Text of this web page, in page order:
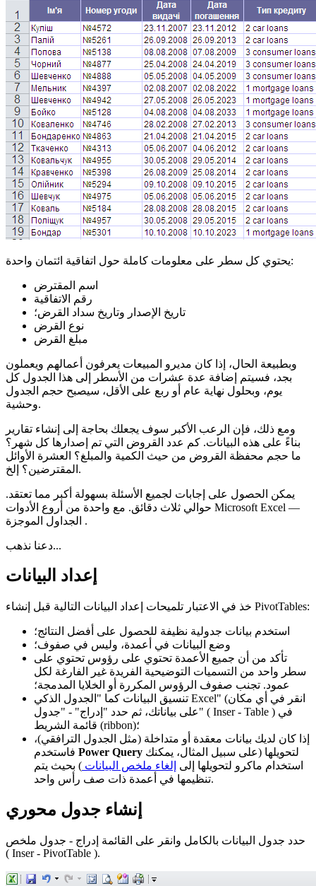
يحتوي كل سطر على معلومات كاملة حول اتفاقية ائتمان واحدة:
اسم المقترض
رقم الاتفاقية
تاريخ الإصدار وتاريخ سداد القرض؛
نوع القرض
مبلغ القرض
وبطبيعة الحال، إذا كان مديرو المبيعات يعرفون أعمالهم ويعملون
بجد، فسيتم إضافة عدة عشرات من الأسطر إلى هذا الجدول كل
يوم، وبحلول نهاية عام أو ربع على الأقل، سيصبح حجم الجدول
وحشية.
ومع ذلك، فإن الرعب الأكبر سوف يجعلك بحاجة إلى إنشاء تقارير
بناءً على هذه البيانات. كم عدد القروض التي تم إصدارها كل شهر؟
ما حجم محفظة القروض من حيث الكمية والمبلغ؟ العشرة الأوائل
المقترضين؟ إلخ.
يمكن الحصول على إجابات لجميع الأسئلة بسهولة أكبر مما تعتقد.
حوالي ثلاث دقائق. مع واحدة من أروع الأدوات Microsoft Excel —
.
دعنا نذهب...
إعداد البيانات
خذ في الاعتبار تلميحات إعداد البيانات التالية قبل إنشاء PivotTables:
استخدم بيانات جدولية نظيفة للحصول على أفضل النتائج؛
وضع البيانات في أعمدة، وليس في صفوف؛
تأكد من أن جميع الأعمدة تحتوي على رؤوس تحتوي على
سطر واحد من التسميات التوضيحية الفريدة غير الفارغة لكل
عمود. تجنب صفوف الرؤوس المكررة أو الخلايا المدمجة؛
تنسيق البيانات كما "الجدول الذكي Excel" (انقر في أي مكان
على بياناتك، ثم حدد"إدراج" - "جدول" ( Inser - Table ) في
قائمة الشريط (ribbon)؛
إذا كان لديك بيانات معقدة أو متداخلة (مثل الجدول الترافقي)،
Power Query
استخدام ماكرو لتحويلها إلى إلغاء ملخص البيانات ) بحيث يتم
تنظيمها في أعمدة ذات صف رأس واحد.
إنشاء جدول محوري
حدد جدول البيانات بالكامل وانقر على القائمة إدراج - جدول ملخص
( Inser - PivotTable ).